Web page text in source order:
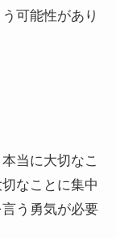
可能性があり
当に大切なこ
なことに集中
う勇気が必要